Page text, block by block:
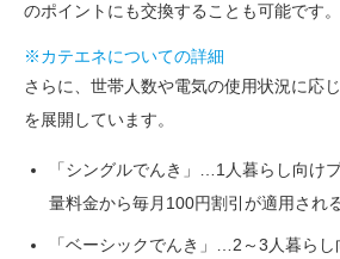
のポイントにも交換することも可能です。
※カテエネについての詳細
さらに、世帯人数や電気の使用状況に応
を展開しています。
「シングルでんき」…1人暮らし向け
量料金から毎月100円割引が適用され
「ベーシックでんき」…2～3人暮らし